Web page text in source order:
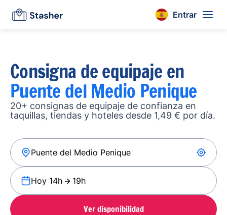
Entrar
Consigna de equipaje en
Puente del Medio Penique
20+ consignas de equipaje de confianza en
taquillas, tiendas y hoteles desde 1,49 € por día.
Hoy 14h 19h
Ver disponibilidad